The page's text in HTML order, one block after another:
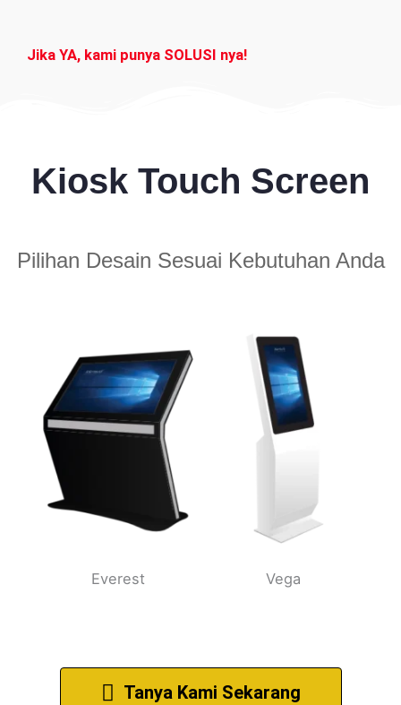
Jika YA, kami punya SOLUSI nya!
Kiosk Touch Screen
Pilihan Desain Sesuai Kebutuhan Anda
Everest Vega
Tanya Kami Sekarang